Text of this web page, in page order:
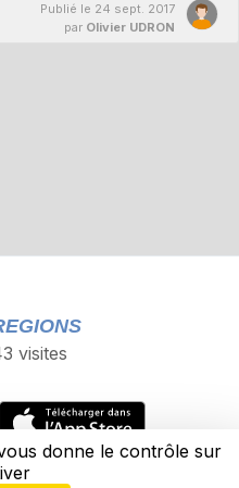
Publié le 24 sept. 2017
par Olivier UDRON
visites
des cookies
donne le contrôle sur